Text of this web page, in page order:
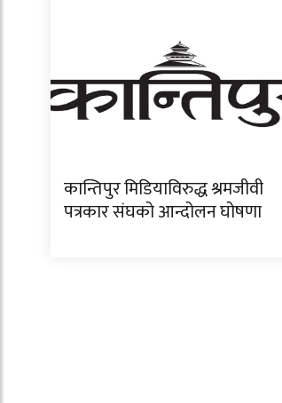
कान्तिपुर मिडियाविरुद्ध श्रमजीवी
पत्रकार संघको आन्दोलन घोषणा